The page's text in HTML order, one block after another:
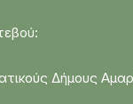
Δήμους